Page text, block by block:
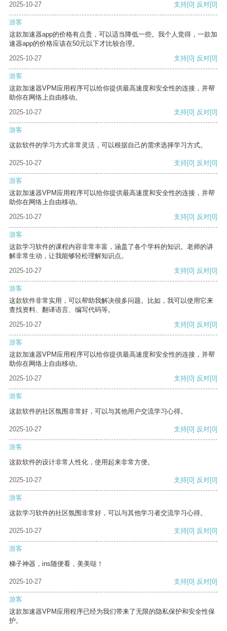
2025-10-27
支持[0] 反对[0]
游客
这款加速器app的价格有点贵，可以适当降低一些。我个人觉得，一款加
速器app的价格应该在50元以下才比较合理。
2025-10-27
支持[0] 反对[0]
游客
这款加速器VPM应用程序可以给你提供最高速度和安全性的连接，并帮
助你在网络上自由移动。
2025-10-27
支持[0] 反对[0]
游客
这款软件的学习方式非常灵活，可以根据自己的需求选择学习方式。
2025-10-27 支持[0] 反对[0]
游客
这款加速器VPM应用程序可以给你提供最高速度和安全性的连接，并帮
助你在网络上自由移动。
2025-10-27
支持[0] 反对[0]
游客
这款学习软件的课程内容非常丰富，涵盖了各个学科的知识。老师的讲
解非常生动，让我能够轻松理解知识点。
2025-10-27
支持[0] 反对[0]
游客
这款软件非常实用，可以帮助我解决很多问题。比如，我可以使用它来
查找资料、翻译语言、编写代码等。
2025-10-27
支持[0] 反对[0]
游客
这款加速器VPM应用程序可以给你提供最高速度和安全性的连接，并帮
助你在网络上自由移动。
2025-10-27
支持[0] 反对[0]
游客
这款软件的社区氛围非常好，可以与其他用户交流学习心得。
2025-10-27 支持[0] 反对[0]
游客
这款软件的设计非常人性化，使用起来非常方便。
2025-10-27 支持[0] 反对[0]
游客
这款学习软件的社区氛围非常好，可以与其他学习者交流学习心得。
2025-10-27 支持[0] 反对[0]
游客
梯子神器，ins随便看，美美哒！
2025-10-27 支持[0] 反对[0]
游客
这款加速器VPM应用程序已经为我们带来了无限的隐私保护和安全性保
护。